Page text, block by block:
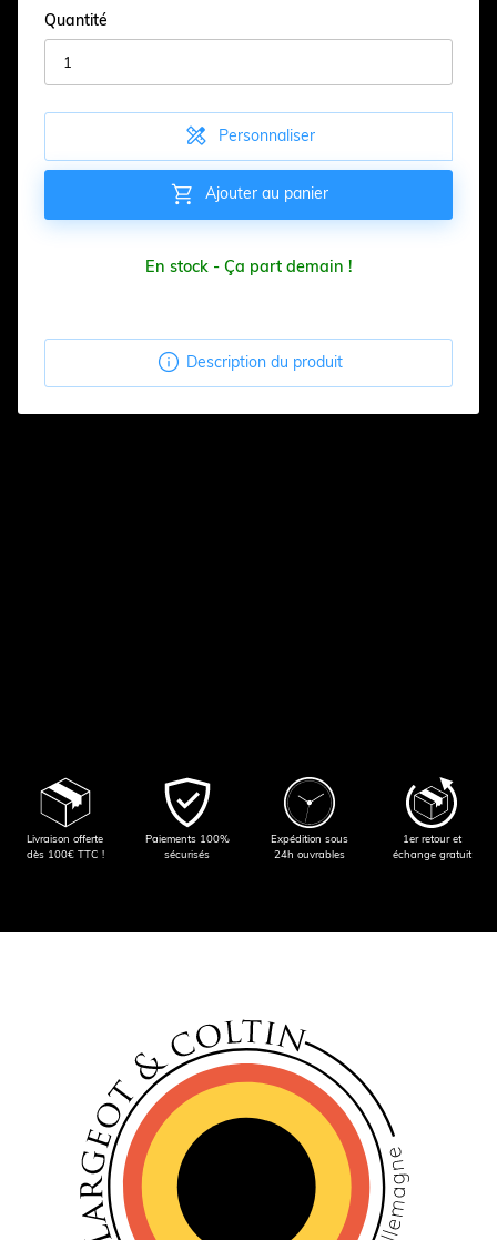
Quantité
 Personnaliser
 Ajouter au panier
En stock - Ça part demain !
 Description du produit
Livraison offerte
dès 100€ TTC !
Paiements 100%
sécurisés
Expédition sous
24h ouvrables
1er retour et
échange gratuit